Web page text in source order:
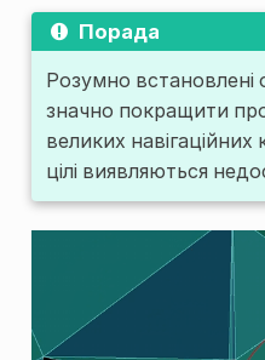
Порада
Розумно
значно покращити
великих
цілі виявляються